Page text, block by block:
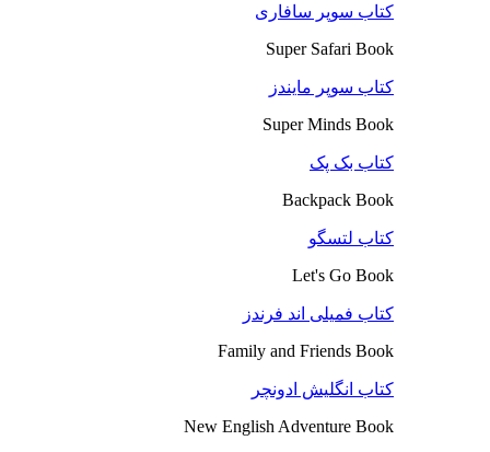
کتاب سوپر سافاری
Super Safari Book
کتاب سوپر مایندز
Super Minds Book
کتاب بک پک
Backpack Book
کتاب لتسگو
Let's Go Book
کتاب فمیلی اند فرندز
Family and Friends Book
کتاب انگلیش ادونچر
New English Adventure Book